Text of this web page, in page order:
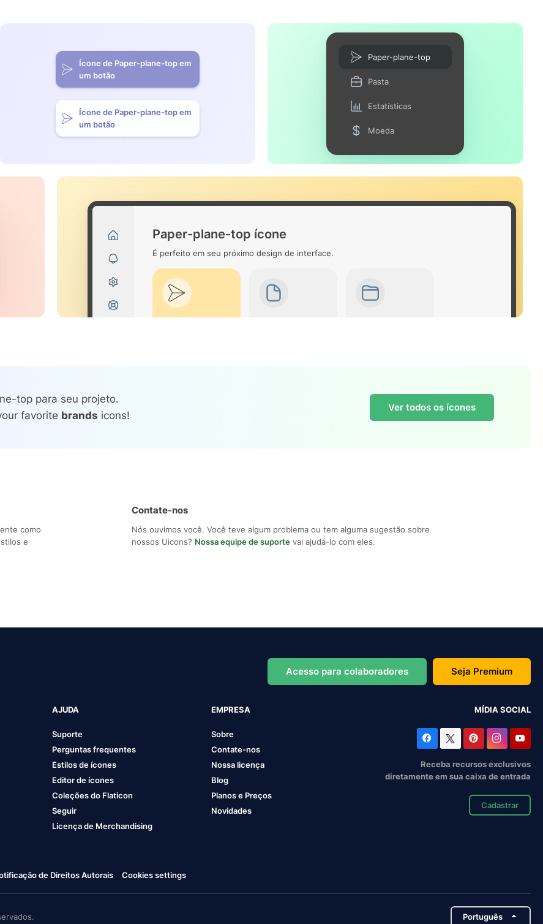
Ícone de Paper-plane-top em
um botão
Ícone de Paper-plane-top em
um botão
Paper-plane-top
Pasta
Estatísticas
Moeda
Paper-plane-top ícone
É perfeito em seu próximo design de interface.
top para seu projeto.
favorite brands icons!
Ver todos os ícones
como
e
Contate-nos
Nós ouvimos você. Você teve algum problema ou tem alguma sugestão sobre
nossos Uicons? Nossa equipe de suporte vai ajudá-lo com eles.
Acesso para colaboradores Seja Premium
AJUDA
Suporte
Perguntas frequentes
Estilos de ícones
Editor de ícones
Coleções do Flaticon
Seguir
Licença de Merchandising
EMPRESA
Sobre
Contate-nos
Nossa licença
Blog
Planos e Preços
Novidades
MÍDIA SOCIAL
Receba recursos exclusivos
diretamente em sua caixa de entrada
Cadastrar
de Direitos Autorais Cookies settings
Português